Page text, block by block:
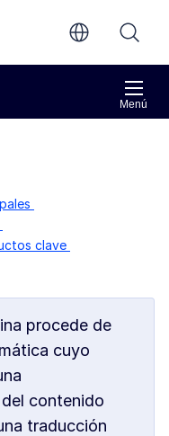
Menú
clave
procede de
cuyo
contenido
traducción